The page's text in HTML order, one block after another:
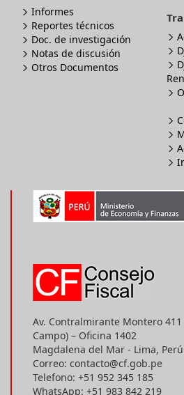
Informes
Reportes técnicos
Doc. de investigación
Notas de discusión
Otros Documentos
Av. Contralmirante Montero
Campo) – Oficina 1402
Magdalena del Mar - Lima,
Correo: contacto@cf.gob.pe
Telefono: +51 952 345 185
WhatsApp: +51 983 842 219